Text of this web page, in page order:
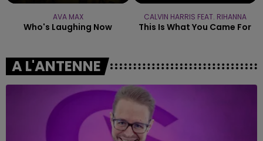
AVA MAX
Who's Laughing Now
CALVIN HARRIS FEAT. RIHANNA
This Is What You Came For
A L'ANTENNE